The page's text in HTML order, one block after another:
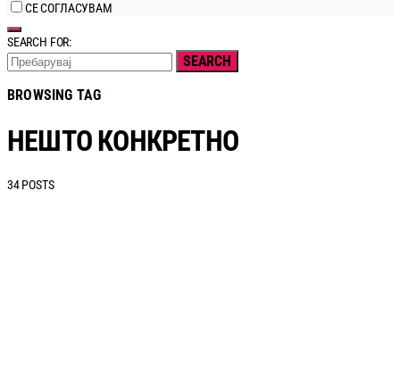
СЕ СОГЛАСУВАМ
SEARCH FOR:
SEARCH
BROWSING TAG
НЕШТО КОНКРЕТНО
34 POSTS